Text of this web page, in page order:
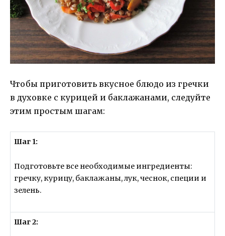
Чтобы приготовить вкусное блюдо из гречки
в духовке с курицей и баклажанами, следуйте
этим простым шагам:
Шаг 1:
Подготовьте все необходимые ингредиенты:
гречку, курицу, баклажаны, лук, чеснок, специи и
зелень.
Шаг 2: